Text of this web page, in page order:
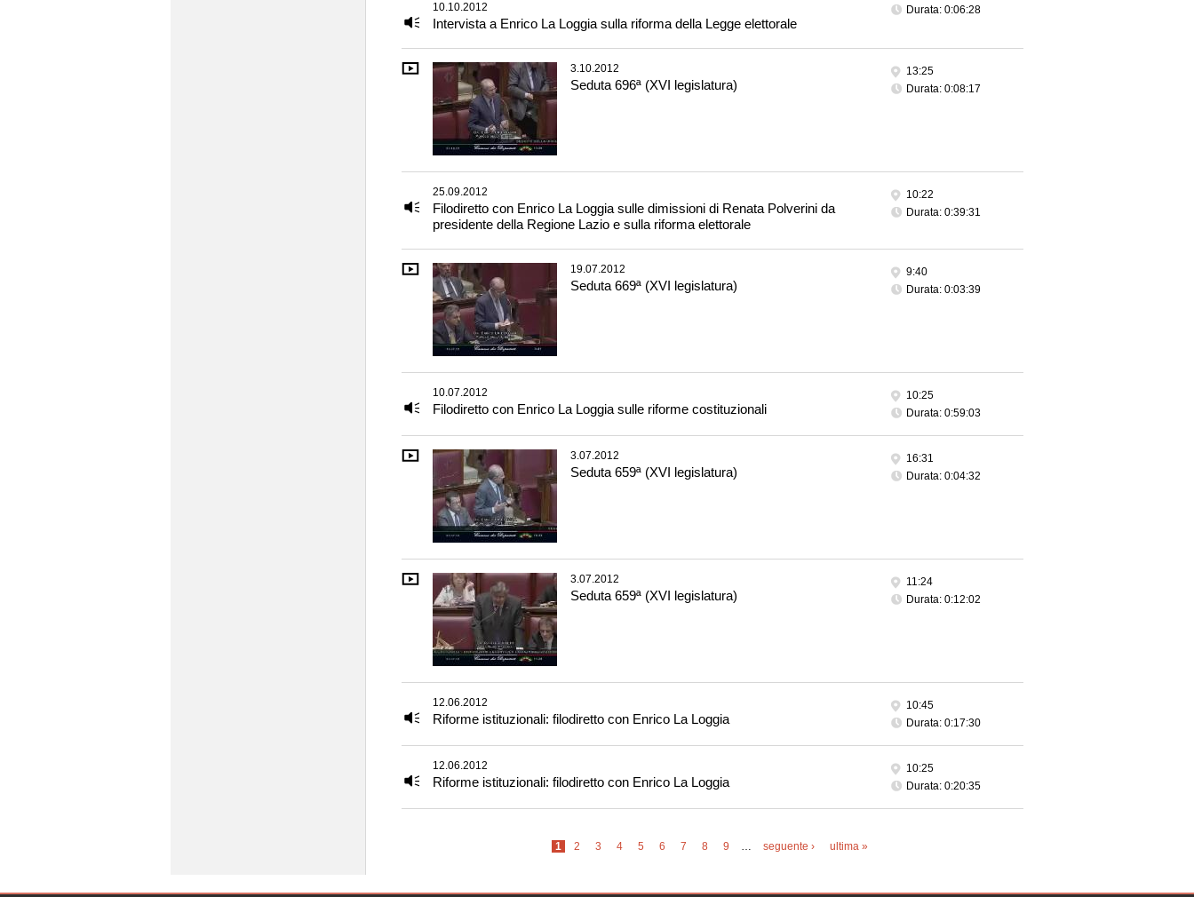
10.10.2012
Intervista a Enrico La Loggia sulla riforma della Legge elettorale
Durata: 0:06:28
3.10.2012
Seduta 696ª (XVI legislatura)
13:25
Durata: 0:08:17
25.09.2012
Filodiretto con Enrico La Loggia sulle dimissioni di Renata Polverini da
presidente della Regione Lazio e sulla riforma elettorale
10:22
Durata: 0:39:31
19.07.2012
Seduta 669ª (XVI legislatura)
9:40
Durata: 0:03:39
10.07.2012
Filodiretto con Enrico La Loggia sulle riforme costituzionali
10:25
Durata: 0:59:03
3.07.2012
Seduta 659ª (XVI legislatura)
16:31
Durata: 0:04:32
3.07.2012
Seduta 659ª (XVI legislatura)
11:24
Durata: 0:12:02
12.06.2012
Riforme istituzionali: filodiretto con Enrico La Loggia
10:45
Durata: 0:17:30
12.06.2012
Riforme istituzionali: filodiretto con Enrico La Loggia
10:25
Durata: 0:20:35
1 2 3 4 5 6 7 8 9 … seguente › ultima »